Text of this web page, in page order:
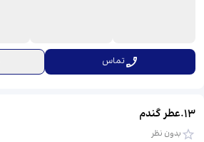
تماس
13
.عطر گندم
بدون نظر